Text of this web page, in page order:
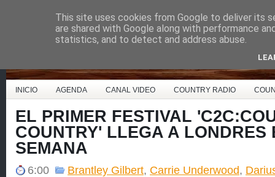
Country Music España
INICIO AGENDA CANAL VIDEO COUNTRY RADIO
EL PRIMER FESTIVAL
COUNTRY' LLEGA A LONDRES
SEMANA
6:00 Brantley Gilbert, Carrie Underwood,
This site uses cookies from Google to deliver its
are shared with Google along with performance
statistics, and to detect and address abuse.